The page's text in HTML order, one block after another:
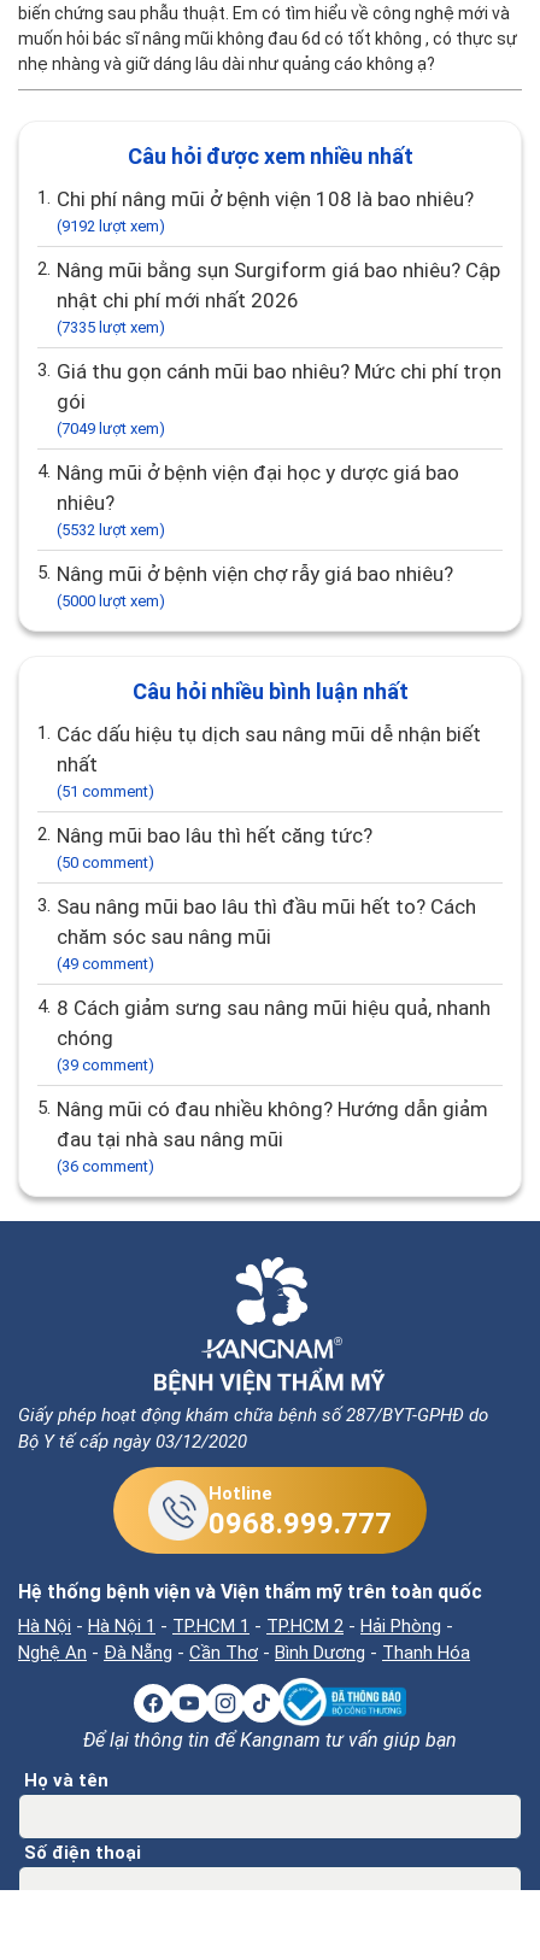
biến chứng sau phẫu thuật. Em có tìm hiểu về công nghệ mới và
muốn hỏi bác sĩ nâng mũi không đau 6d có tốt không , có thực sự
nhẹ nhàng và giữ dáng lâu dài như quảng cáo không ạ?
Câu hỏi được xem nhiều nhất
1. Chi phí nâng mũi ở bệnh viện 108 là bao nhiêu?
(9192 lượt xem)
2. Nâng mũi bằng sụn Surgiform giá bao nhiêu? Cập
nhật chi phí mới nhất 2026
(7335 lượt xem)
3. Giá thu gọn cánh mũi bao nhiêu? Mức chi phí trọn
gói
(7049 lượt xem)
4. Nâng mũi ở bệnh viện đại học y dược giá bao
nhiêu?
(5532 lượt xem)
5. Nâng mũi ở bệnh viện chợ rẫy giá bao nhiêu?
(5000 lượt xem)
Câu hỏi nhiều bình luận nhất
1. Các dấu hiệu tụ dịch sau nâng mũi dễ nhận biết
nhất
(51 comment)
2. Nâng mũi bao lâu thì hết căng tức?
(50 comment)
3. Sau nâng mũi bao lâu thì đầu mũi hết to? Cách
chăm sóc sau nâng mũi
(49 comment)
4. 8 Cách giảm sưng sau nâng mũi hiệu quả, nhanh
chóng
(39 comment)
5. Nâng mũi có đau nhiều không? Hướng dẫn giảm
đau tại nhà sau nâng mũi
(36 comment)
Giấy phép hoạt động khám chữa bệnh số 287/BYT-GPHĐ do
Bộ Y tế cấp ngày 03/12/2020
Hotline
0968.999.777
Hệ thống bệnh viện và Viện thẩm mỹ trên toàn quốc
Hà Nội - Hà Nội 1 - TP.HCM 1 - TP.HCM 2 - Hải Phòng -
Nghệ An - Đà Nẵng - Cần Thơ - Bình Dương - Thanh Hóa
Để lại thông tin để Kangnam tư vấn giúp bạn
Họ và tên
Số điện thoại